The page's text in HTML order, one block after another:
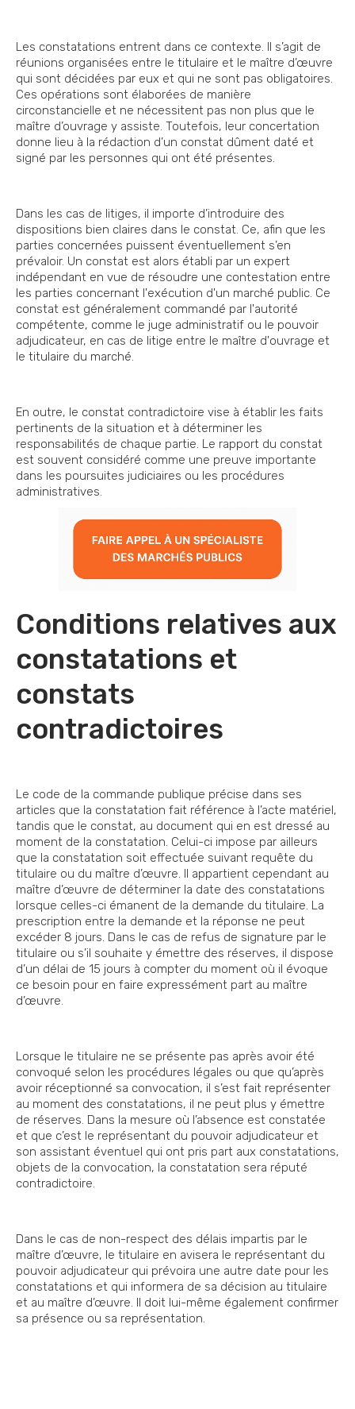
Les constatations entrent dans ce contexte. Il s’agit de
réunions organisées entre le titulaire et le maître d’œuvre
qui sont décidées par eux et qui ne sont pas obligatoires.
Ces opérations sont élaborées de manière
circonstancielle et ne nécessitent pas non plus que le
maître d’ouvrage y assiste. Toutefois, leur concertation
donne lieu à la rédaction d’un constat dûment daté et
signé par les personnes qui ont été présentes.
Dans les cas de litiges, il importe d’introduire des
dispositions bien claires dans le constat. Ce, afin que les
parties concernées puissent éventuellement s’en
prévaloir. Un constat est alors établi par un expert
indépendant en vue de résoudre une contestation entre
les parties concernant l'exécution d'un marché public. Ce
constat est généralement commandé par l'autorité
compétente, comme le juge administratif ou le pouvoir
adjudicateur, en cas de litige entre le maître d'ouvrage et
le titulaire du marché.
En outre, le constat contradictoire vise à établir les faits
pertinents de la situation et à déterminer les
responsabilités de chaque partie. Le rapport du constat
est souvent considéré comme une preuve importante
dans les poursuites judiciaires ou les procédures
administratives.
Conditions relatives aux
constatations et
constats
contradictoires
Le code de la commande publique précise dans ses
articles que la constatation fait référence à l’acte matériel,
tandis que le constat, au document qui en est dressé au
moment de la constatation. Celui-ci impose par ailleurs
que la constatation soit effectuée suivant requête du
titulaire ou du maître d’œuvre. Il appartient cependant au
maître d’œuvre de déterminer la date des constatations
lorsque celles-ci émanent de la demande du titulaire. La
prescription entre la demande et la réponse ne peut
excéder 8 jours. Dans le cas de refus de signature par le
titulaire ou s’il souhaite y émettre des réserves, il dispose
d’un délai de 15 jours à compter du moment où il évoque
ce besoin pour en faire expressément part au maître
d’œuvre.
Lorsque le titulaire ne se présente pas après avoir été
convoqué selon les procédures légales ou que qu’après
avoir réceptionné sa convocation, il s’est fait représenter
au moment des constatations, il ne peut plus y émettre
de réserves. Dans la mesure où l’absence est constatée
et que c’est le représentant du pouvoir adjudicateur et
son assistant éventuel qui ont pris part aux constatations,
objets de la convocation, la constatation sera réputé
contradictoire.
Dans le cas de non-respect des délais impartis par le
maître d’œuvre, le titulaire en avisera le représentant du
pouvoir adjudicateur qui prévoira une autre date pour les
constatations et qui informera de sa décision au titulaire
et au maître d’œuvre. Il doit lui-même également confirmer
sa présence ou sa représentation.